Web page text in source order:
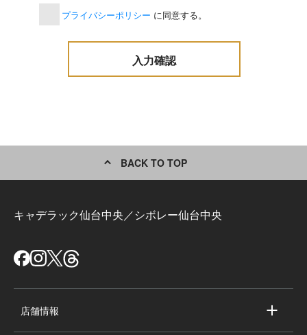
プライバシーポリシー に同意する。
BACK TO TOP
キャデラック仙台中央／シボレー仙台中央
店舗情報